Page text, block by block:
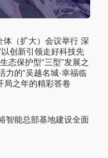
体（扩大）会议举行 深
以创新引领走好科技先
态保护型“三型”发展之
力的“吴越名城·幸福临
局之年的精彩答卷
智能总部基地建设全面